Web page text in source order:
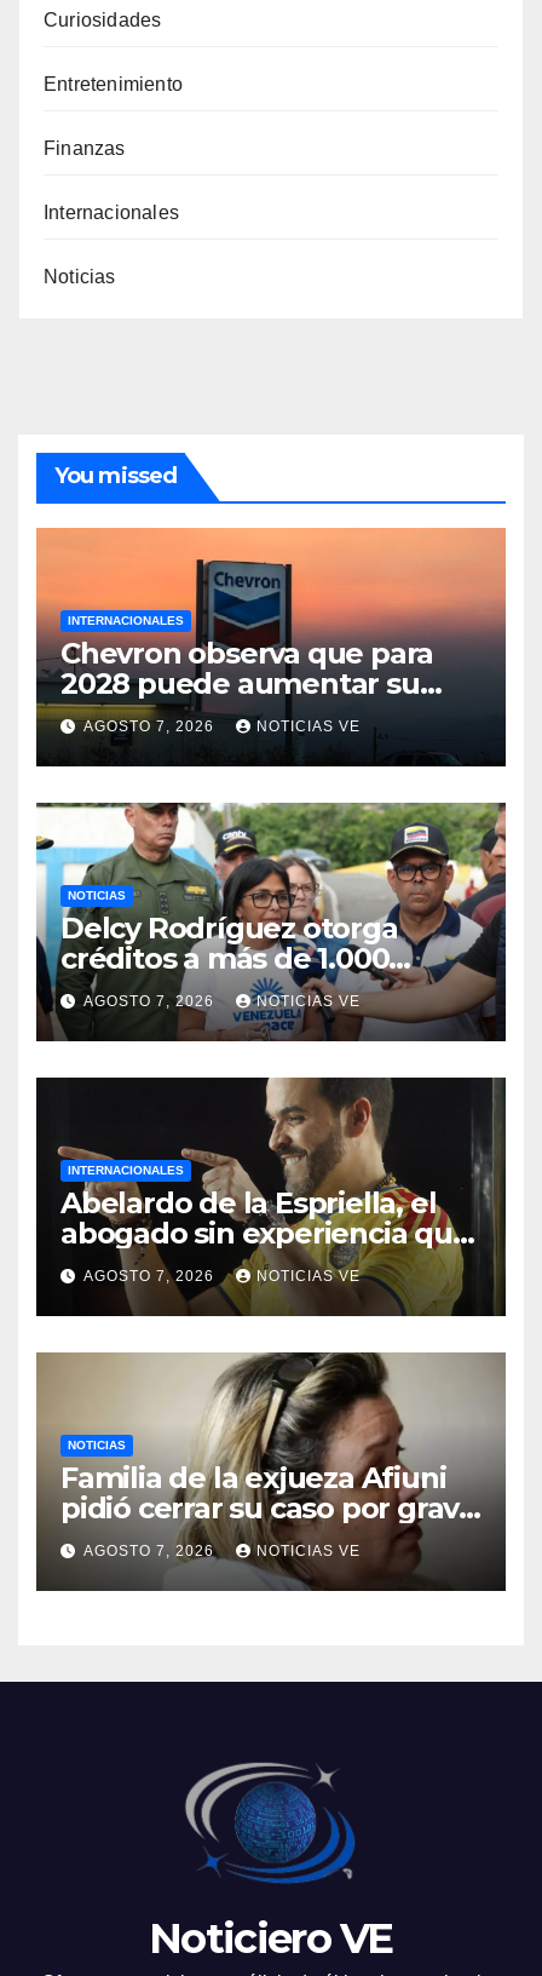
Curiosidades
Entretenimiento
Finanzas
Internacionales
Noticias
You missed
INTERNACIONALES
Chevron observa que para
2028 puede aumentar su
producción en Venezuela y
extraer alrededor de 420.000
barriles diarios
AGOSTO 7, 2026 NOTICIAS VE
NOTICIAS
Delcy Rodríguez otorga
créditos a más de 1.000
comercios para apoyar a los
emprendedores afectados
por los terremotos
AGOSTO 7, 2026 NOTICIAS VE
INTERNACIONALES
Abelardo de la Espriella, el
abogado sin experiencia que
empezó a gobernar
Colombia
AGOSTO 7, 2026 NOTICIAS VE
NOTICIAS
Familia de la exjueza Afiuni
pidió cerrar su caso por grave
enfermedad
AGOSTO 7, 2026 NOTICIAS VE
Noticiero VE